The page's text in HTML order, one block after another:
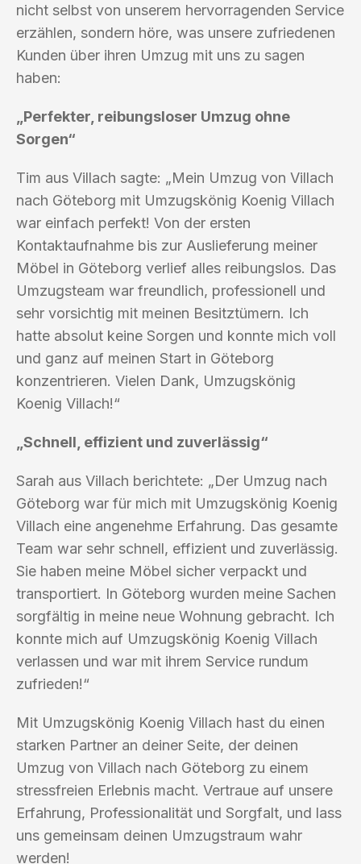
nicht selbst von unserem hervorragenden Service
erzählen, sondern höre, was unsere zufriedenen
Kunden über ihren Umzug mit uns zu sagen
haben:
„Perfekter, reibungsloser Umzug ohne
Sorgen“
Tim aus Villach sagte: „Mein Umzug von Villach
nach Göteborg mit Umzugskönig Koenig Villach
war einfach perfekt! Von der ersten
Kontaktaufnahme bis zur Auslieferung meiner
Möbel in Göteborg verlief alles reibungslos. Das
Umzugsteam war freundlich, professionell und
sehr vorsichtig mit meinen Besitztümern. Ich
hatte absolut keine Sorgen und konnte mich voll
und ganz auf meinen Start in Göteborg
konzentrieren. Vielen Dank, Umzugskönig
Koenig Villach!“
„Schnell, effizient und zuverlässig“
Sarah aus Villach berichtete: „Der Umzug nach
Göteborg war für mich mit Umzugskönig Koenig
Villach eine angenehme Erfahrung. Das gesamte
Team war sehr schnell, effizient und zuverlässig.
Sie haben meine Möbel sicher verpackt und
transportiert. In Göteborg wurden meine Sachen
sorgfältig in meine neue Wohnung gebracht. Ich
konnte mich auf Umzugskönig Koenig Villach
verlassen und war mit ihrem Service rundum
zufrieden!“
Mit Umzugskönig Koenig Villach hast du einen
starken Partner an deiner Seite, der deinen
Umzug von Villach nach Göteborg zu einem
stressfreien Erlebnis macht. Vertraue auf unsere
Erfahrung, Professionalität und Sorgfalt, und lass
uns gemeinsam deinen Umzugstraum wahr
werden!